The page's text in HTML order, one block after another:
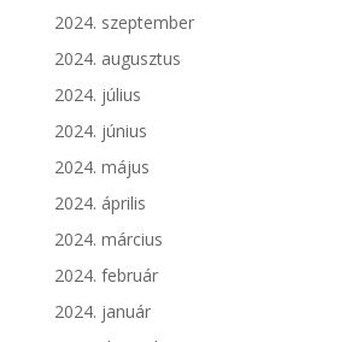
2024. szeptember
2024. augusztus
2024. július
2024. június
2024. május
2024. április
2024. március
2024. február
2024. január